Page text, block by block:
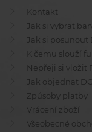
Kontakt
Jak si vybrat
Jak si posunout
K čemu slouží
Nepřeji si vložit
Jak objednat
Způsoby platby
Vrácení zboží
Všeobecné